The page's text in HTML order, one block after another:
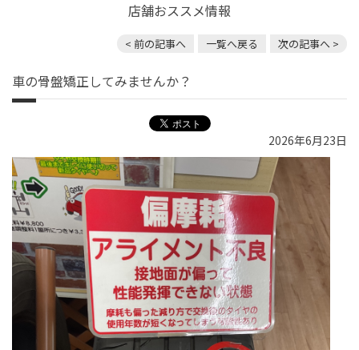
店舗おススメ情報
< 前の記事へ 一覧へ戻る 次の記事へ >
車の骨盤矯正してみませんか？
2026年6月23日